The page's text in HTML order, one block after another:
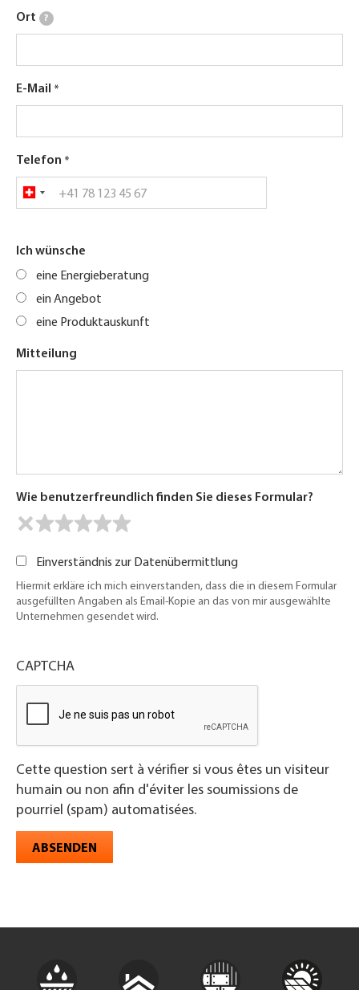
Ort ?
E-Mail
Telefon
Ich wünsche
eine Energieberatung
ein Angebot
eine Produktauskunft
Mitteilung
Wie benutzerfreundlich finden Sie dieses Formular?
Einverständnis zur Datenübermittlung
Hiermit erkläre ich mich einverstanden, dass die in diesem Formular
ausgefüllten Angaben als Email-Kopie an das von mir ausgewählte
Unternehmen gesendet wird.
CAPTCHA
Cette question sert à vérifier si vous êtes un visiteur
humain ou non afin d'éviter les soumissions de
pourriel (spam) automatisées.
ABSENDEN